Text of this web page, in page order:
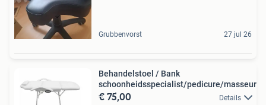
Grubbenvorst 27 jul 26
Behandelstoel / Bank
schoonheidsspecialist/pedicure/masseur
€ 75,00 Details